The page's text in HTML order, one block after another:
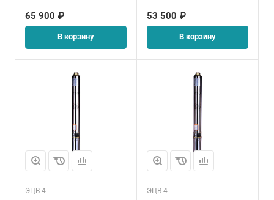
65 900 ₽
В корзину
53 500 ₽
В корзину
ЭЦВ 4 ЭЦВ 4